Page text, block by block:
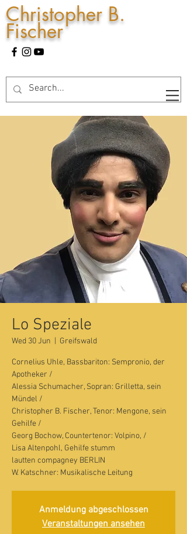
Christopher B.
Fischer
Lo Speziale
Wed 30 Jun Greifswald
Cornelius Uhle, Bassbariton: Sempronio, der
Apotheker /
Alessia Schumacher, Sopran: Grilletta, sein
Mündel /
Christopher B. Fischer, Tenor: Mengone, sein
Gehilfe /
Georg Bochow, Countertenor: Volpino, /
Lisa Altenpohl, Gehilfe stumm
lautten compagney BERLIN
W. Katschner: Musikalische Leitung
Anmeldung abgeschlossen
Veranstaltungen ansehen